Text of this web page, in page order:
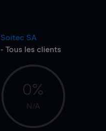
Soitec SA
- Tous les clients
0%
N/A